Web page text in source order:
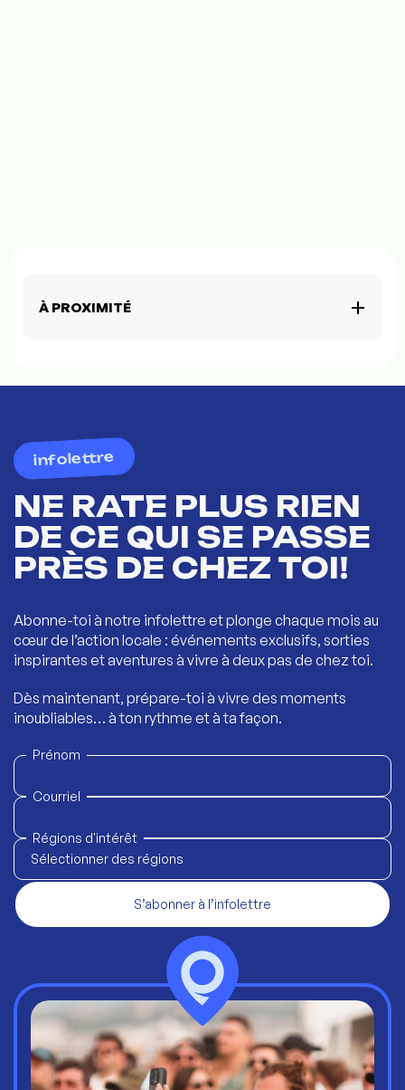
À PROXIMITÉ
infolettre
NE RATE PLUS RIEN
DE CE QUI SE PASSE
PRÈS DE CHEZ TOI!
Abonne-toi à notre infolettre et plonge chaque mois au
cœur de l’action locale : événements exclusifs, sorties
inspirantes et aventures à vivre à deux pas de chez toi.
Dès maintenant, prépare-toi à vivre des moments
inoubliables… à ton rythme et à ta façon.
Prénom
Courriel
Régions d'intérêt
Sélectionner des régions
S’abonner à l’infolettre